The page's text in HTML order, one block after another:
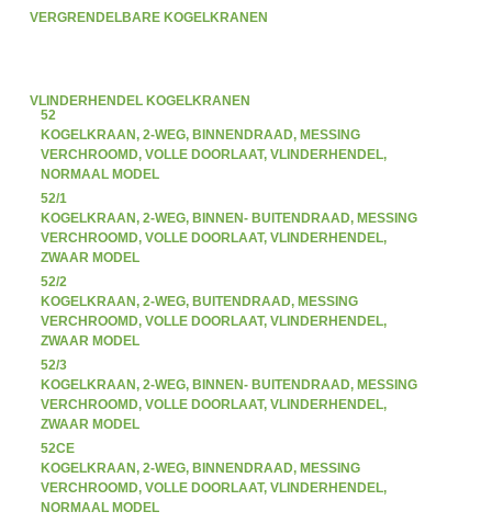
VERGRENDELBARE KOGELKRANEN
VLINDERHENDEL KOGELKRANEN
52
KOGELKRAAN, 2-WEG, BINNENDRAAD, MESSING
VERCHROOMD, VOLLE DOORLAAT, VLINDERHENDEL,
NORMAAL MODEL
52/1
KOGELKRAAN, 2-WEG, BINNEN- BUITENDRAAD, MESSING
VERCHROOMD, VOLLE DOORLAAT, VLINDERHENDEL,
ZWAAR MODEL
52/2
KOGELKRAAN, 2-WEG, BUITENDRAAD, MESSING
VERCHROOMD, VOLLE DOORLAAT, VLINDERHENDEL,
ZWAAR MODEL
52/3
KOGELKRAAN, 2-WEG, BINNEN- BUITENDRAAD, MESSING
VERCHROOMD, VOLLE DOORLAAT, VLINDERHENDEL,
ZWAAR MODEL
52CE
KOGELKRAAN, 2-WEG, BINNENDRAAD, MESSING
VERCHROOMD, VOLLE DOORLAAT, VLINDERHENDEL,
NORMAAL MODEL